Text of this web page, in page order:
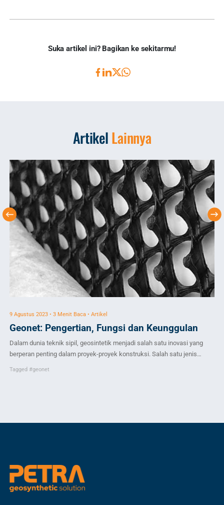
Suka artikel ini? Bagikan ke sekitarmu!
ArtikelLainnya
9 Agustus 2023 • 3 Menit Baca • Artikel
Geonet: Pengertian, Fungsi dan Keunggulan
Dalam dunia teknik sipil, geosintetik menjadi salah satu inovasi yang
berperan penting dalam proyek-proyek konstruksi. Salah satu jenis
Tagged #geonet